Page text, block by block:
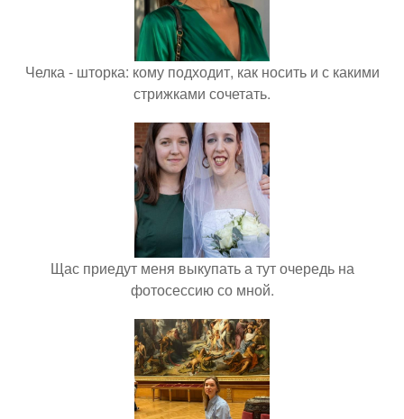
Челка - шторка: кому подходит, как носить и с какими
стрижками сочетать.
Щас приедут меня выкупать а тут очередь на
фотосессию со мной.